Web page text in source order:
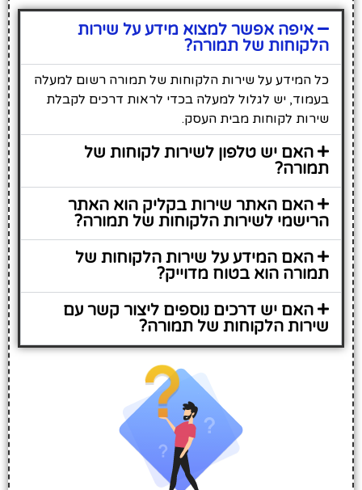
איפה אפשר למצוא מידע על שירות
הלקוחות של תמורה?
כל המידע על שירות הלקוחות של תמורה רשום למעלה
בעמוד, יש לגלול למעלה בכדי לראות דרכים לקבלת
שירות לקוחות מבית העסק.
האם יש טלפון לשירות לקוחות של
תמורה?
האם האתר שירות בקליק הוא האתר
הרישמי לשירות הלקוחות של תמורה?
האם המידע על שירות הלקוחות של
תמורה הוא בטוח מדוייק?
האם יש דרכים נוספים ליצור קשר עם
שירות הלקוחות של תמורה?